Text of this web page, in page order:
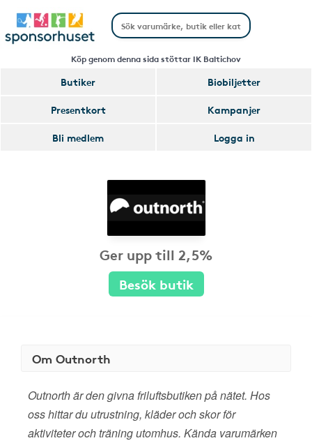
Köp genom denna sida stöttar IK Baltichov
Butiker
Biobiljetter
Presentkort
Kampanjer
Bli medlem
Logga in
Ger upp till 2,5%
Besök butik
Om Outnorth
Outnorth är den givna friluftsbutiken på nätet. Hos
oss hittar du utrustning, kläder och skor för
aktiviteter och träning utomhus. Kända varumärken